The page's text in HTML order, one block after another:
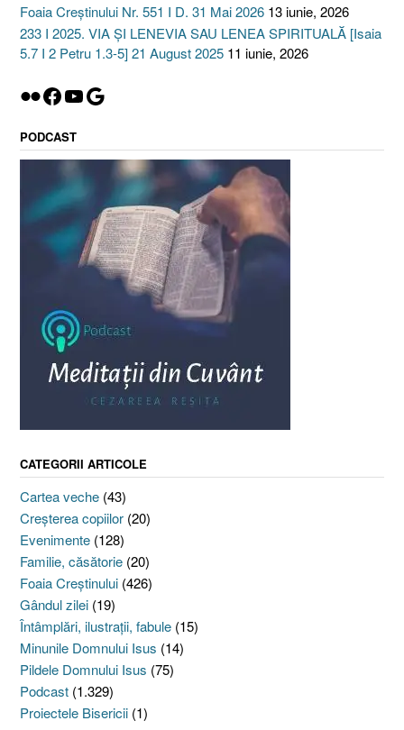
Foaia Creștinului Nr. 551 I D. 31 Mai 2026 13 iunie, 2026
233 I 2025. VIA ȘI LENEVIA SAU LENEA SPIRITUALĂ [Isaia
5.7 I 2 Petru 1.3-5] 21 August 2025 11 iunie, 2026
Flickr
Facebook
YouTube
Google
PODCAST
CATEGORII ARTICOLE
Cartea veche (43)
Creşterea copiilor (20)
Evenimente (128)
Familie, căsătorie (20)
Foaia Creştinului (426)
Gândul zilei (19)
Întâmplări, ilustraţii, fabule (15)
Minunile Domnului Isus (14)
Pildele Domnului Isus (75)
Podcast (1.329)
Proiectele Bisericii (1)